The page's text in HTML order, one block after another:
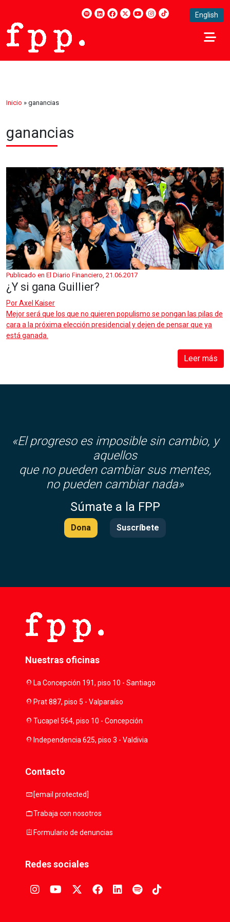
English
Inicio » ganancias
ganancias
Publicado en El Diario Financiero, 21.06.2017
¿Y si gana Guillier?
PorAxel Kaiser
Mejor será que los que no quieren populismo se pongan las pilas de
cara a la próxima elección presidencial y dejen de pensar que ya
está ganada.
Leer más
«El progreso es imposible sin cambio, y
aquellos
que no pueden cambiar sus mentes,
no pueden cambiar nada»
Súmate a la FPP
Dona Suscríbete
Nuestras oficinas
location_onLa Concepción 191, piso 10 - Santiago
location_onPrat 887, piso 5 - Valparaíso
location_onTucapel 564, piso 10 - Concepción
location_onIndependencia 625, piso 3 - Valdivia
Contacto
mail [email protected]
workTrabaja con nosotros
assignmentFormulario de denuncias
Redes sociales